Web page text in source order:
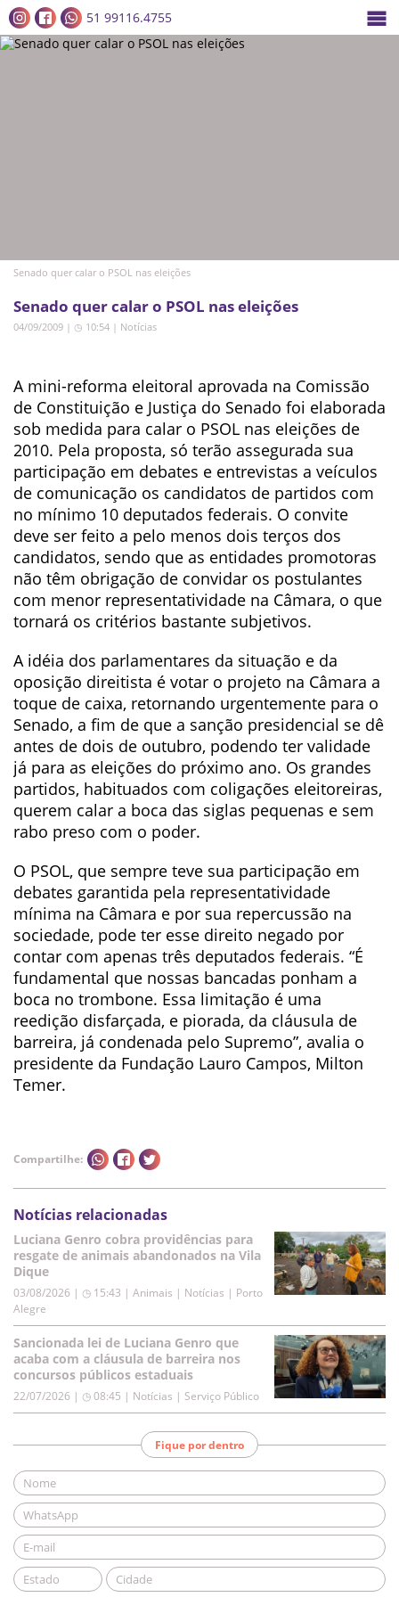
51 99116.4755
Senado quer calar o PSOL nas eleições
Senado quer calar o PSOL nas eleições
04/09/2009 | ◷ 10:54 | Notícias
A mini-reforma eleitoral aprovada na Comissão
de Constituição e Justiça do Senado foi elaborada
sob medida para calar o PSOL nas eleições de
2010. Pela proposta, só terão assegurada sua
participação em debates e entrevistas a veículos
de comunicação os candidatos de partidos com
no mínimo 10 deputados federais. O convite
deve ser feito a pelo menos dois terços dos
candidatos, sendo que as entidades promotoras
não têm obrigação de convidar os postulantes
com menor representatividade na Câmara, o que
tornará os critérios bastante subjetivos.
A idéia dos parlamentares da situação e da
oposição direitista é votar o projeto na Câmara a
toque de caixa, retornando urgentemente para o
Senado, a fim de que a sanção presidencial se dê
antes de dois de outubro, podendo ter validade
já para as eleições do próximo ano. Os grandes
partidos, habituados com coligações eleitoreiras,
querem calar a boca das siglas pequenas e sem
rabo preso com o poder.
O PSOL, que sempre teve sua participação em
debates garantida pela representatividade
mínima na Câmara e por sua repercussão na
sociedade, pode ter esse direito negado por
contar com apenas três deputados federais. “É
fundamental que nossas bancadas ponham a
boca no trombone. Essa limitação é uma
reedição disfarçada, e piorada, da cláusula de
barreira, já condenada pelo Supremo”, avalia o
presidente da Fundação Lauro Campos, Milton
Temer.
Compartilhe:
Notícias relacionadas
Luciana Genro cobra providências para
resgate de animais abandonados na Vila
Dique
03/08/2026 | ◷ 15:43 | Animais | Notícias | Porto
Alegre
Sancionada lei de Luciana Genro que
acaba com a cláusula de barreira nos
concursos públicos estaduais
22/07/2026 | ◷ 08:45 | Notícias | Serviço Público
Fique por dentro